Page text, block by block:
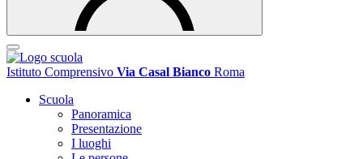
Istituto Comprensivo Via Casal Bianco Roma
Scuola
Panoramica
Presentazione
I luoghi